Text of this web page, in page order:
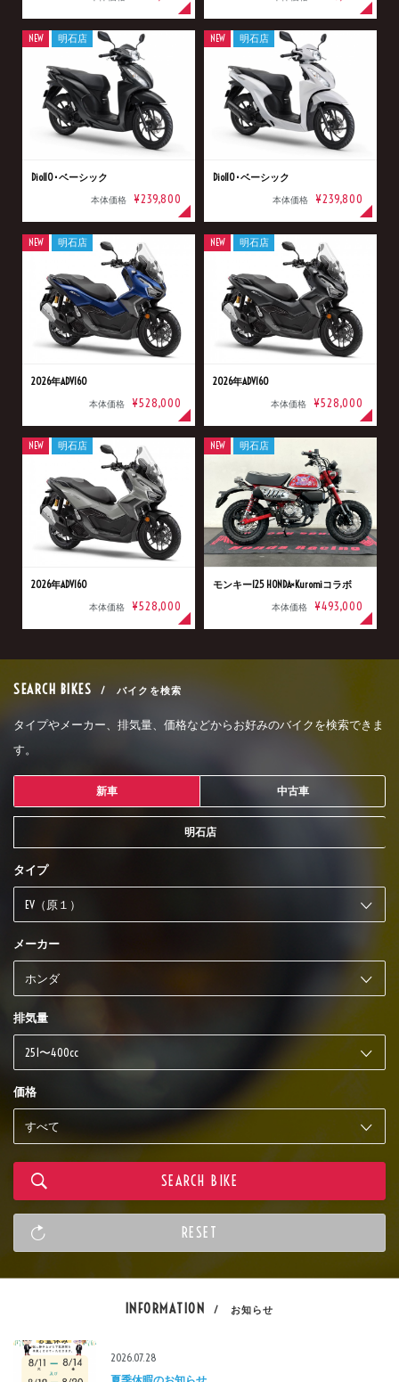
Dio110･ベーシック
本体価格 ¥239,800
NEW 明石店
Dio110･ベーシック
本体価格 ¥239,800
NEW 明石店
2026年ADV160
本体価格 ¥528,000
NEW 明石店
2026年ADV160
本体価格 ¥528,000
NEW 明石店
2026年ADV160
本体価格 ¥528,000
NEW 明石店
モンキー125 HONDA×Kuromiコラボ
本体価格 ¥493,000
NEW 明石店
SEARCH BIKES / バイクを検索
タイプやメーカー、排気量、価格などからお好みのバイクを検索できま
す。
新車 中古車
明石店
タイプ
メーカー
排気量
価格
INFORMATION / お知らせ
2026.07.28